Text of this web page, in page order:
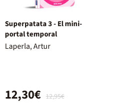
Superpatata 3 - El mini-
portal temporal
Laperla, Artur
12,95€
12,30€